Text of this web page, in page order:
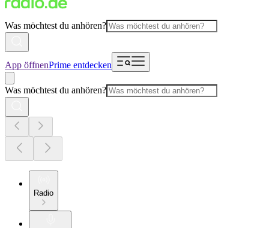
Was möchtest du anhören?
App öffnenPrime entdecken
Was möchtest du anhören?
Radio